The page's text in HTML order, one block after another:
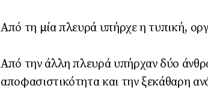
Από τη μία πλευρά υπήρχε η τυπική,
Από την άλλη πλευρά υπήρχαν δύο
αποφασιστικότητα και την ξεκάθαρη